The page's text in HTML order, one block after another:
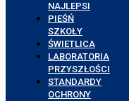
NAJLEPSI
PIEŚŃ
SZKOŁY
ŚWIETLICA
LABORATORIA
PRZYSZŁOŚCI
STANDARDY
OCHRONY